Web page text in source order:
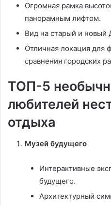
Огромная рамка
панорамным лифтом.
Вид на старый и новый
Отличная локация для
сравнения городских
ТОП-5
любителей
отдыха
Музей будущего
Интерактивные
будущего.
Архитектурный